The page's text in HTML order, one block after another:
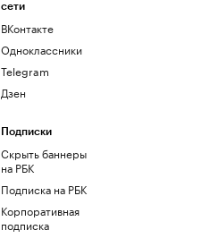
сети
ВКонтакте
Одноклассники
Telegram
Дзен
Подписки
Скрыть баннеры
на РБК
Подписка на РБК
Корпоративная
подписка